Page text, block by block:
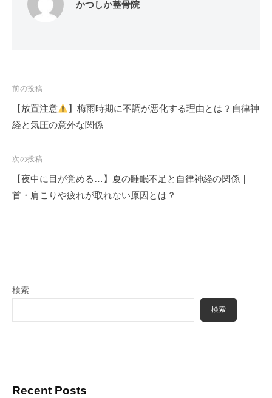
かつしか整骨院
投
稿
ナ
ゲ
ー
シ
前の投稿
【放置注意
】梅雨時期に不調が悪化する理由とは？自律神
経と気圧の意外な関係
次の投稿
【夜中に目が覚める…】夏の睡眠不足と自律神経の関係｜
首・肩こりや疲れが取れない原因とは？
検索
検索
Recent Posts